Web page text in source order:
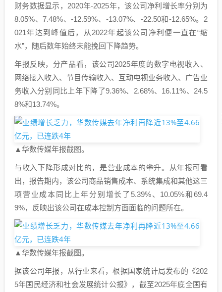
财务数据显示，2020年-2025年，该公司净利增长率分别为
8.05%、7.48%、-12.59%、-13.07%、-22.50和-12.65%。2
021年达到峰值后，从2022年起该公司净利便一直在“缩
水”，随后数年始终未能挽回下降趋势。
年报反映，分产品看，该公司2025年度的数字电视收入、
网络接入收入、节目传输收入、互动电视业务收入、广告业
务收入分别同比上年下降了9.36%、2.68%、16.11%、24.5
8%和13.74%。
▲华数传媒年报截图。
与收入下降形成对比的，是营业成本的攀升。从年报可看
出，报告期内，该公司商品销售成本、系统集成和其他这三
项营业成本同比上年分别增长了5.39%、10.05%和69.4
9%，反映出该公司在成本控制方面面临的问题所在。
▲华数传媒年报截图。
据该公司年报，从行业来看，根据国家统计局发布的《202
5年国民经济和社会发展统计公报》，截至2025年底全国有